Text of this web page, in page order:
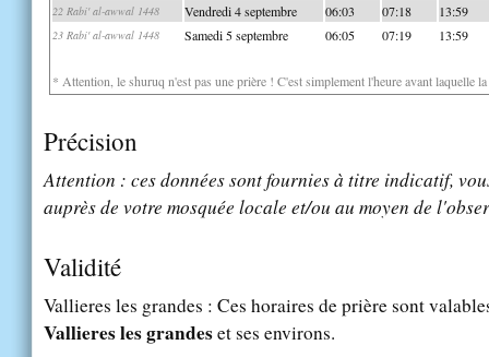
22 Rabi' al-awwal 1448 Vendredi 4 septembre 06:03 07:18 13:59
23 Rabi' al-awwal 1448 Samedi 5 septembre 06:05 07:19 13:59
* Attention, le shuruq n'est pas une prière ! C'est simplement l'heure avant laquelle
Précision
Attention : ces données sont fournies à titre indicatif,
auprès de votre mosquée locale et/ou au moyen de
Validité
Vallieres les grandes : Ces horaires de prière sont
Vallieres les grandeset ses environs.